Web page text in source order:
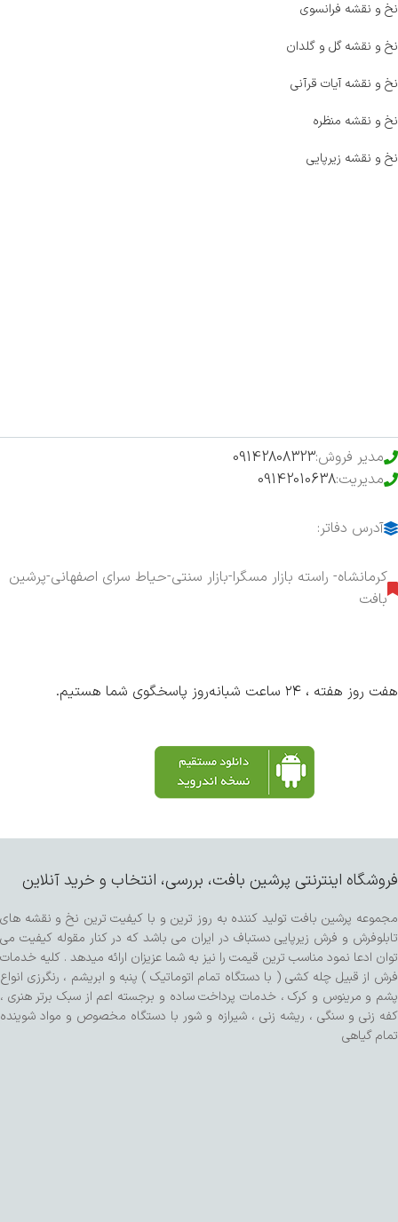
نخ و نقشه فرانسوی
نخ و نقشه گل و گلدان
نخ و نقشه آیات قرآنی
نخ و نقشه منظره
نخ و نقشه زیرپایی
مدیر فروش:09142808323
مدیریت:09142010638
آدرس دفاتر:
کرمانشاه- راسته بازار مسگرا-بازار سنتی-حیاط سرای اصفهانی-پرشین
بافت
هفت روز هفته ، ۲۴ ساعت شبانه‌روز پاسخگوی شما هستیم.
فروشگاه اینترنتی پرشین بافت، بررسی، انتخاب و خرید آنلاین
مجموعه پرشین بافت تولید کننده به روز ترین و با کیفیت ترین نخ و نقشه های
تابلوفرش و فرش زیرپایی دستباف در ایران می باشد که در کنار مقوله کیفیت می
توان ادعا نمود مناسب ترین قیمت را نیز به شما عزیزان ارائه میدهد . کلیه خدمات
فرش از قبیل چله کشی ( با دستگاه تمام اتوماتیک ) پنبه و ابریشم ، رنگرزی انواع
پشم و مرینوس و کرک ، خدمات پرداخت ساده و برجسته اعم از سبک برتر هنری ،
کفه زنی و سنگی ، ریشه زنی ، شیرازه و شور با دستگاه مخصوص و مواد شوینده
تمام گیاهی